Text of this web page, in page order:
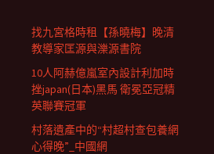
找九宮格時租【孫曉梅】晚清
教導家匡源與濼源書院
10人阿赫億嵐室內設計利加時
挫japan(日本)黑馬 衛冕亞冠精
英聯賽冠軍
村落遺產中的“村超村查包養網
心得晚”_中國網